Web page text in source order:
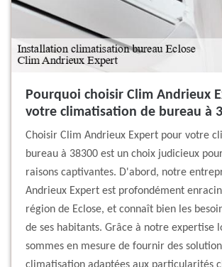
Pourquoi choisir Clim Andrieux
votre climatisation de bureau à
Choisir Clim Andrieux Expert pour votre
bureau à 38300 est un choix judicieux
raisons captivantes. D'abord, notre
Andrieux Expert est profondément
région de Eclose, et connaît bien les
de ses habitants. Grâce à notre expertise
sommes en mesure de fournir des